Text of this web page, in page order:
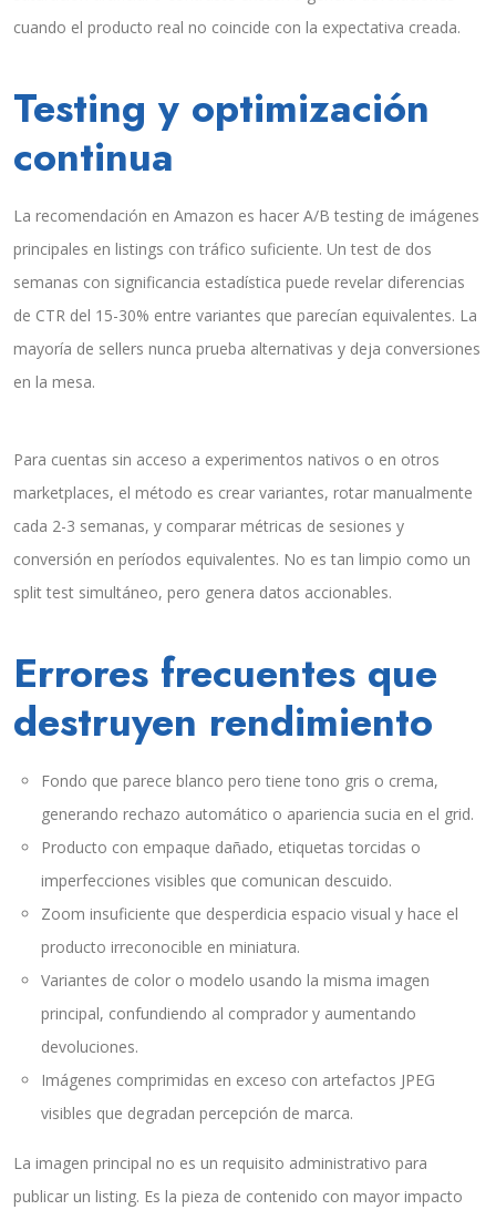
cuando el producto real no coincide con la expectativa creada.
Testing y optimización
continua
La recomendación en Amazon es hacer A/B testing de imágenes
principales en listings con tráfico suficiente. Un test de dos
semanas con significancia estadística puede revelar diferencias
de CTR del 15-30% entre variantes que parecían equivalentes. La
mayoría de sellers nunca prueba alternativas y deja conversiones
en la mesa.
Para cuentas sin acceso a experimentos nativos o en otros
marketplaces, el método es crear variantes, rotar manualmente
cada 2-3 semanas, y comparar métricas de sesiones y
conversión en períodos equivalentes. No es tan limpio como un
split test simultáneo, pero genera datos accionables.
Errores frecuentes que
destruyen rendimiento
Fondo que parece blanco pero tiene tono gris o crema,
generando rechazo automático o apariencia sucia en el grid.
Producto con empaque dañado, etiquetas torcidas o
imperfecciones visibles que comunican descuido.
Zoom insuficiente que desperdicia espacio visual y hace el
producto irreconocible en miniatura.
Variantes de color o modelo usando la misma imagen
principal, confundiendo al comprador y aumentando
devoluciones.
Imágenes comprimidas en exceso con artefactos JPEG
visibles que degradan percepción de marca.
La imagen principal no es un requisito administrativo para
publicar un listing. Es la pieza de contenido con mayor impacto